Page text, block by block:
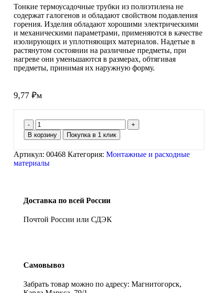
Тонкие термоусадочные трубки из полиэтилена не
содержат галогенов и обладают свойством подавления
горения. Изделия обладают хорошими электрическими
и механическими параметрами, применяются в качестве
изолирующих и уплотняющих материалов. Надетые в
растянутом состоянии на различные предметы, при
нагреве они уменьшаются в размерах, обтягивая
предметы, принимая их наружную форму.
9,77 ₽м
В корзину Покупка в 1 клик
Артикул: 00468 Категория: Монтажные и расходные
материалы
Доставка по всей России
Почтой России или СДЭК
Самовывоз
Забрать товар можно по адресу: Магнитогорск,